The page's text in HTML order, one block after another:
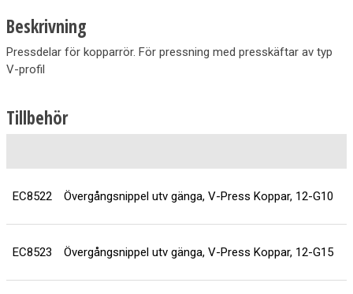
Beskrivning
Pressdelar för kopparrör. För pressning med presskäftar av typ
V-profil
Tillbehör
EC8522 Övergångsnippel utv gänga, V-Press Koppar, 12-G10
EC8523 Övergångsnippel utv gänga, V-Press Koppar, 12-G15